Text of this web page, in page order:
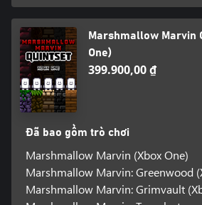
Marshmallow Marvin
One)
399.900,00 ₫
Đã bao gồm trò chơi
Marshmallow Marvin (Xbox One)
Marshmallow Marvin: Greenwood
Marshmallow Marvin: Grimvault